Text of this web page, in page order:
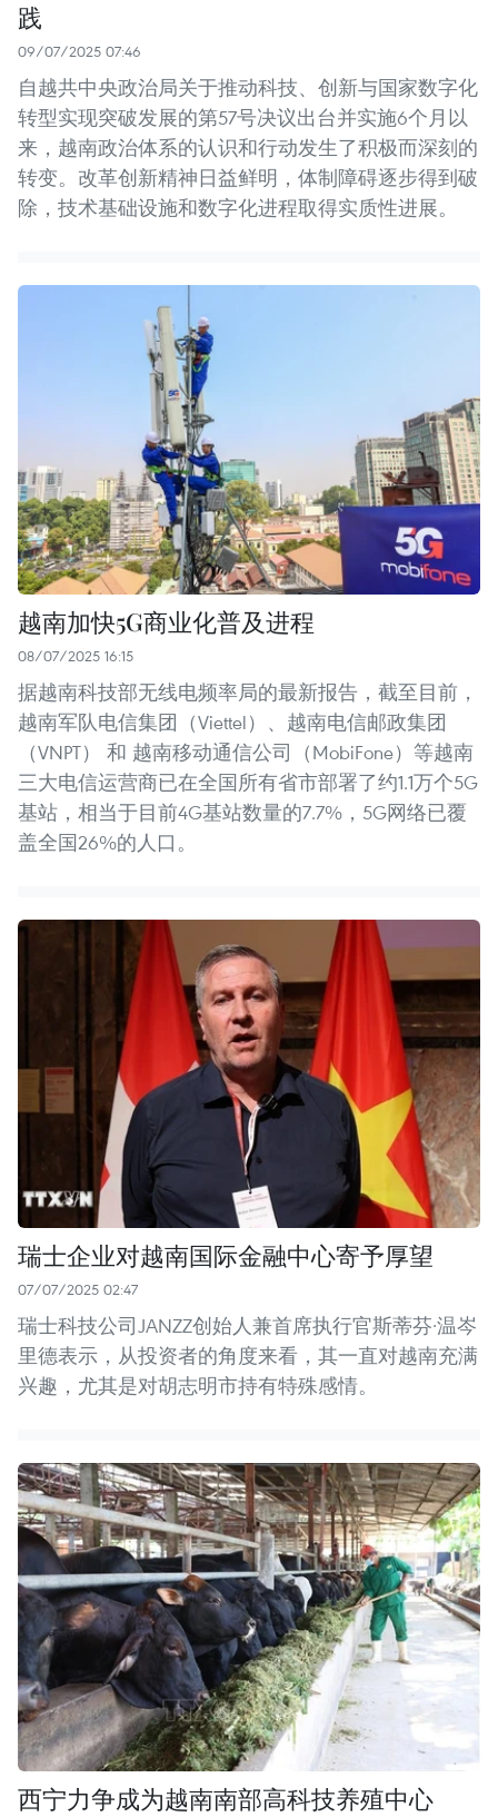
践
09/07/2025 07:46
自越共中央政治局关于推动科技、创新与国家数字化
转型实现突破发展的第57号决议出台并实施6个月以
来，越南政治体系的认识和行动发生了积极而深刻的
转变。改革创新精神日益鲜明，体制障碍逐步得到破
除，技术基础设施和数字化进程取得实质性进展。
越南加快5G商业化普及进程
08/07/2025 16:15
据越南科技部无线电频率局的最新报告，截至目前，
越南军队电信集团（Viettel）、越南电信邮政集团
（VNPT） 和 越南移动通信公司（MobiFone）等越南
三大电信运营商已在全国所有省市部署了约1.1万个5G
基站，相当于目前4G基站数量的7.7%，5G网络已覆
盖全国26%的人口。
瑞士企业对越南国际金融中心寄予厚望
07/07/2025 02:47
瑞士科技公司JANZZ创始人兼首席执行官斯蒂芬·温岑
里德表示，从投资者的角度来看，其一直对越南充满
兴趣，尤其是对胡志明市持有特殊感情。
西宁力争成为越南南部高科技养殖中心